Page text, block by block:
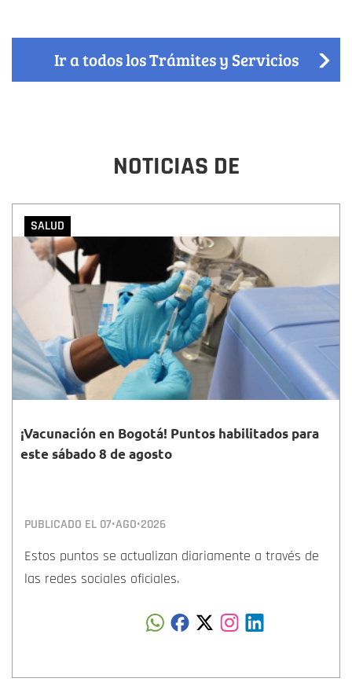
Ir a todos los Trámites y Servicios
NOTICIAS DE
SALUD
¡Vacunación en Bogotá! Puntos habilitados para
este sábado 8 de agosto
PUBLICADO EL 07•AGO•2026
Estos puntos se actualizan diariamente a través de
las redes sociales oficiales.